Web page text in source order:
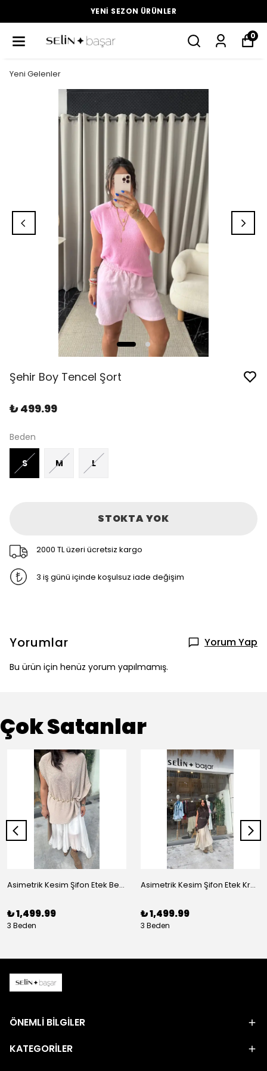
YENI SEZON ÜRÜNLER
0
Yeni Gelenler
Şehir Boy Tencel Şort
₺ 499.99
Beden
S M L
STOKTA YOK
2000 TL üzeri ücretsiz kargo
3 iş günü içinde koşulsuz iade değişim
Yorumlar Yorum Yap
Bu ürün için henüz yorum yapılmamış.
Çok Satanlar
Asimetrik Kesim Şifon Etek Beyaz
₺ 1,499.99
3 Beden
Asimetrik Kesim Şifon Etek Krem
₺ 1,499.99
3 Beden
ÖNEMLİ BİLGİLER
KATEGORİLER